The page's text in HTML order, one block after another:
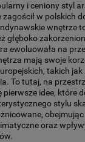
i ceniony styl
w polskich
wnętrze
głęboko
ewoluowała na
mają swoje
takich jak
To tutaj, na
pierwsze idee, które
stylu
oraz